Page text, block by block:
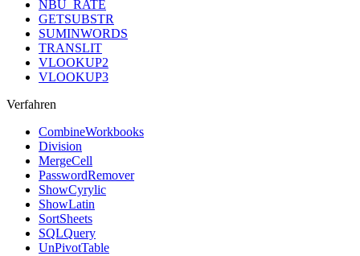
NBU_RATE
GETSUBSTR
SUMINWORDS
TRANSLIT
VLOOKUP2
VLOOKUP3
Verfahren
CombineWorkbooks
Division
MergeCell
PasswordRemover
ShowCyrylic
ShowLatin
SortSheets
SQLQuery
UnPivotTable